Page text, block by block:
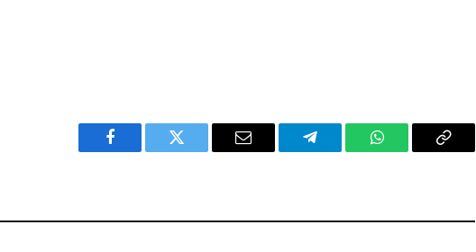
Facebook Twitter Email Telegram WhatsAppCopy